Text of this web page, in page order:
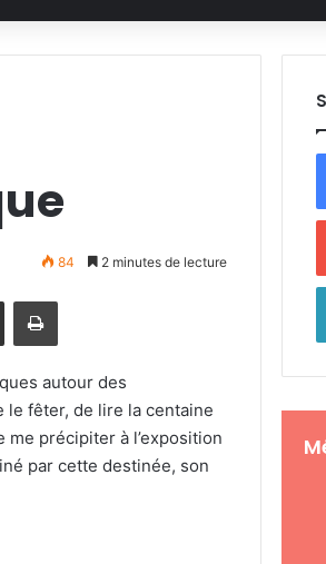
84 2 minutes de lecture
autour des
le fêter, de lire la centaine
me précipiter à l’exposition
par cette destinée, son